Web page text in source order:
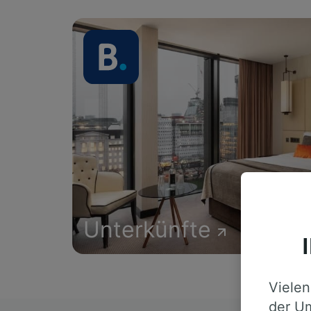
Unterkünfte
der